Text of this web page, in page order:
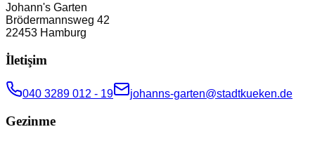
Johann's Garten
Brödermannsweg 42
22453 Hamburg
İletişim
040 3289 012 - 19 johanns-garten@stadtkueken.de
Gezinme